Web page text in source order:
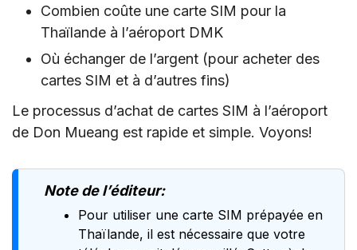
Combien coûte une carte SIM pour la
Thaïlande à l’aéroport DMK
Où échanger de l’argent (pour acheter des
cartes SIM et à d’autres fins)
Le processus d’achat de cartes SIM à l’aéroport
de Don Mueang est rapide et simple. Voyons!
Note de l’éditeur:
Pour utiliser une carte SIM prépayée en
Thaïlande, il est nécessaire que votre